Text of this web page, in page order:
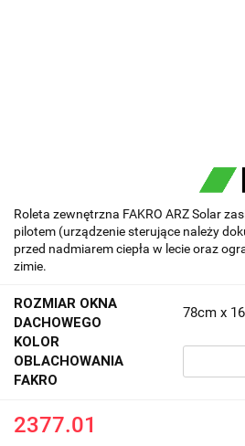
Roleta zewnętrzna FAKRO ARZ Solar
pilotem (urządzenie sterujące należy
przed nadmiarem ciepła w lecie oraz
zimie.
ROZMIAR OKNA
DACHOWEGO
78cm x
KOLOR
OBLACHOWANIA
FAKRO
2377.01